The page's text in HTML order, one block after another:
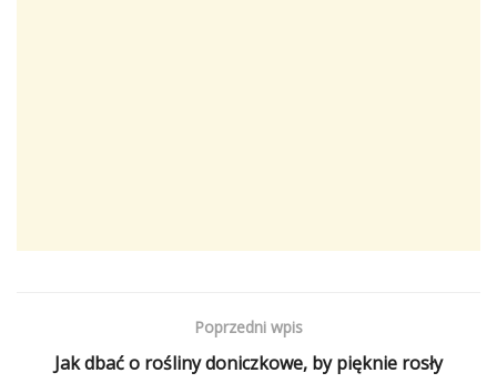
Poprzedni wpis
Jak dbać o rośliny doniczkowe, by pięknie rosły